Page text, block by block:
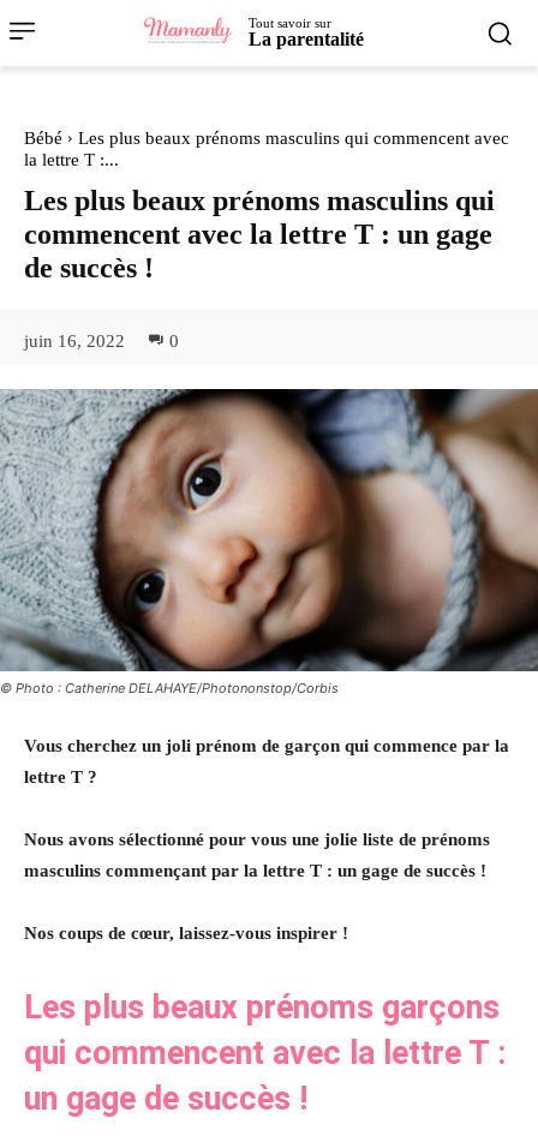
Tout savoir sur
La parentalité
Bébé
Les plus beaux prénoms masculins qui commencent avec
la lettre T :...
Les plus beaux prénoms masculins qui
commencent avec la lettre T : un gage
de succès !
juin 16, 2022 0
© Photo : Catherine DELAHAYE/Photononstop/Corbis
Vous cherchez un joli prénom de garçon qui commence par la
lettre T ?
Nous avons sélectionné pour vous une jolie liste de prénoms
masculins commençant par la lettre T : un gage de succès !
Nos coups de cœur, laissez-vous inspirer !
Les plus beaux prénoms garçons
qui commencent avec la lettre T :
un gage de succès !